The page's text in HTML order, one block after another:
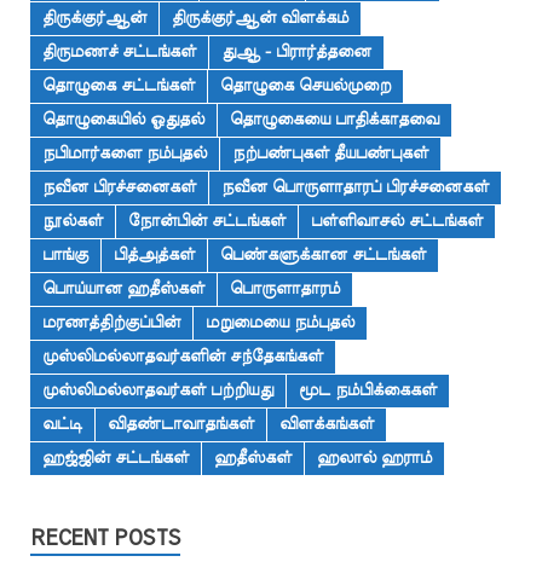
திருக்குர்ஆன்
திருக்குர்ஆன் விளக்கம்
திருமணச் சட்டங்கள்
துஆ - பிரார்த்தனை
தொழுகை சட்டங்கள்
தொழுகை செயல்முறை
தொழுகையில் ஓதுதல்
தொழுகையை பாதிக்காதவை
நபிமார்களை நம்புதல்
நற்பண்புகள் தீயபண்புகள்
நவீன பிரச்சனைகள்
நவீன பொருளாதாரப் பிரச்சனைகள்
நூல்கள்
நோன்பின் சட்டங்கள்
பள்ளிவாசல் சட்டங்கள்
பாங்கு
பித்அத்கள்
பெண்களுக்கான சட்டங்கள்
பொய்யான ஹதீஸ்கள்
பொருளாதாரம்
மரணத்திற்குப்பின்
மறுமையை நம்புதல்
முஸ்லிமல்லாதவர்களின் சந்தேகங்கள்
முஸ்லிமல்லாதவர்கள் பற்றியது
மூட நம்பிக்கைகள்
வட்டி
விதண்டாவாதங்கள்
விளக்கங்கள்
ஹஜ்ஜின் சட்டங்கள்
ஹதீஸ்கள் ஹலால் ஹராம்
RECENT POSTS